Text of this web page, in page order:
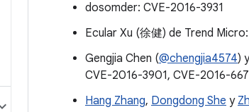
dosomder: CVE-2016-3931
Ecular Xu (徐健) de Trend
Gengjia Chen (@chengjia4574)
CVE-2016-3901, CVE-2016-
Hang Zhang, Dongdong She y